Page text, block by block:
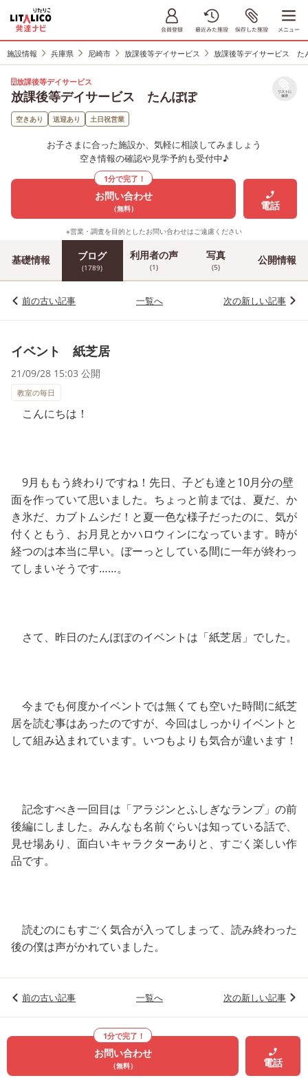
施設情報 兵庫県 尼崎市 放課後等デイサービス 放課後等デイサービス た
放課後等デイサービス
放課後等デイサービス たんぽぽ リストに
保存
空きあり 送迎あり 土日祝営業
お子さまに合った施設か、気軽に相談してみましょう
空き情報の確認や見学予約も受付中♪
1分で完了！
お問い合わせ
（無料） 電話
※営業・調査を目的としたお問い合わせはご遠慮ください
基礎情報 ブログ
(1789)
利用者の声
(1)
写真
(5)
公開情報
前の古い記事 一覧へ 次の新しい記事
イベント 紙芝居
21/09/28 15:03 公開
教室の毎日
こんにちは！
9月ももう終わりですね！先日、子ども達と10月分の壁
面を作っていて思いました。ちょっと前までは、夏だ、か
き氷だ、カブトムシだ！と夏一色な様子だったのに、気が
付くともう、お月見とかハロウィンになっています。時が
経つのは本当に早い。ぼーっとしている間に一年が終わっ
てしまいそうです……。
さて、昨日のたんぽぽのイベントは「紙芝居」でした。
今までも何度かイベントでは無くても空いた時間に紙芝
居を読む事はあったのですが、今回はしっかりイベントと
して組み込まれています。いつもよりも気合が違います！
記念すべき一回目は「アラジンとふしぎなランプ」の前
後編にしました。みんなも名前ぐらいは知っている話で、
見せ場あり、面白いキャラクターありと、すごく楽しい作
品です。
読むのにもすごく気合が入ってしまって、読み終わった
後の僕は声がかれていました。
前の古い記事 一覧へ 次の新しい記事
1分で完了！
お問い合わせ
（無料） 電話